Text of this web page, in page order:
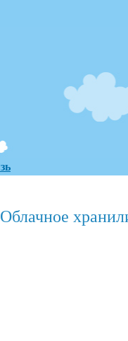
Облачное